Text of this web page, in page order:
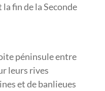
fin de la Seconde
péninsule entre
leurs rives
et de banlieues